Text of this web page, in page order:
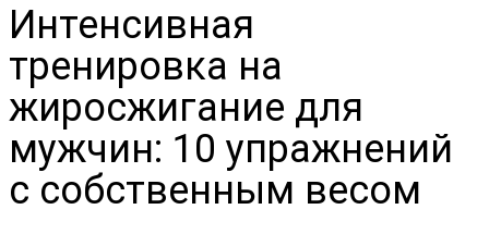
Интенсивная
тренировка на
жиросжигание для
мужчин: 10 упражнений
с собственным весом